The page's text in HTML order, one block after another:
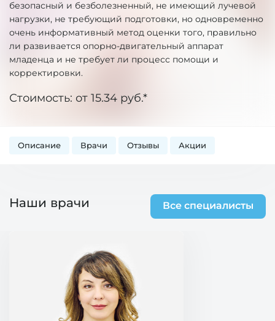
безопасный и безболезненный, не имеющий лучевой
нагрузки, не требующий подготовки, но одновременно
очень информативный метод оценки того, правильно
ли развивается опорно-двигательный аппарат
младенца и не требует ли процесс помощи и
корректировки.
Стоимость: от 15.34 руб.*
Описание Врачи Отзывы Акции
Наши врачи Все специалисты